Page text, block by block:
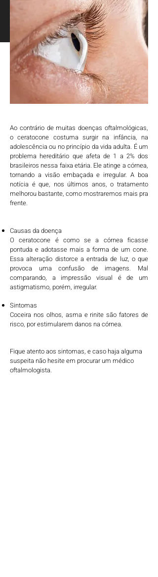
Ao contrário de muitas doenças oftalmológicas,
o ceratocone costuma surgir na infância, na
adolescência ou no princípio da vida adulta. É um
problema hereditário que afeta de 1 a 2% dos
brasileiros nessa faixa etária. Ele atinge a córnea,
tornando a visão embaçada e irregular. A boa
notícia é que, nos últimos anos, o tratamento
melhorou bastante, como mostraremos mais pra
frente.
Causas da doença
O ceratocone é como se a córnea ficasse
pontuda e adotasse mais a forma de um cone.
Essa alteração distorce a entrada de luz, o que
provoca uma confusão de imagens. Mal
comparando, a impressão visual é de um
astigmatismo, porém, irregular.
Sintomas
Coceira nos olhos, asma e rinite são fatores de
risco, por estimularem danos na córnea.
Fique atento aos sintomas, e caso haja alguma
suspeita não hesite em procurar um médico
oftalmologista.